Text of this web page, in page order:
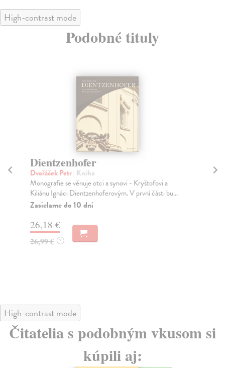
High-contrast mode
Podobné tituly
Dientzenhofer
Dvořáček Petr| Kniha
Monografie se věnuje otci a synovi - Kryštofovi a
Kiliánu Ignáci Dientzenhoferovým. V první části bu...
Zasielame do 10 dní
26,18 €
26,99 € ?
High-contrast mode
Čitatelia s podobným vkusom si
kúpili aj: